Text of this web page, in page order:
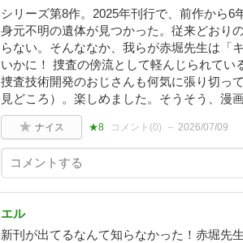
シリーズ第8作。2025年刊行で、前作から6
身元不明の遺体が見つかった。従来どおり
らない。そんななか、我らが赤堀先生は「
いかに！ 捜査の傍流として軽んじられてい
捜査技術開発のおじさんも何気に張り切っ
見どころ）。楽しめました。そうそう、漫
ナイス ★8 コメント(0) 2026/07/09
エル
新刊が出てるなんて知らなかった！赤堀先